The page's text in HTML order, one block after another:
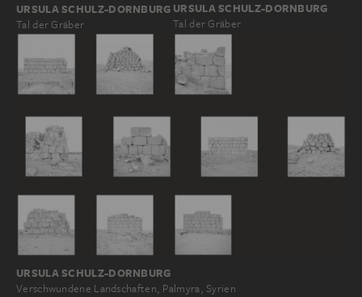
URSULA SCHULZ-DORNBURG
Tal der Gräber
URSULA SCHULZ-DORNBURG
Tal der Gräber
URSULA SCHULZ-DORNBURG
Verschwundene Landschaften, Palmyra, Syrien